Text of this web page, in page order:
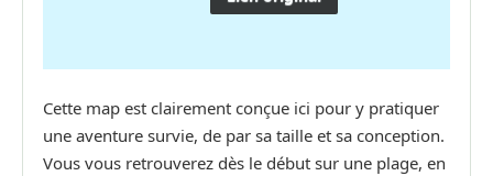
Cette map est clairement conçue ici pour y pratiquer
une aventure survie, de par sa taille et sa conception.
Vous vous retrouverez dès le début sur une plage, en